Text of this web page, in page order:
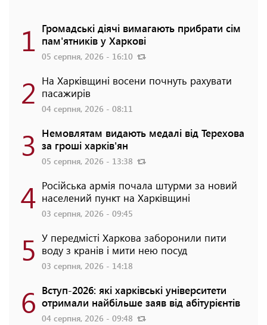
1 Громадські діячі вимагають прибрати сім
пам'ятників у Харкові
05 серпня, 2026 - 16:10
2 На Харківщині восени почнуть рахувати
пасажирів
04 серпня, 2026 - 08:11
3 Немовлятам видають медалі від Терехова
за гроші харків'ян
05 серпня, 2026 - 13:38
4 Російська армія почала штурми за новий
населений пункт на Харківщині
03 серпня, 2026 - 09:45
5 У передмісті Харкова заборонили пити
воду з кранів і мити нею посуд
03 серпня, 2026 - 14:18
6 Вступ-2026: які харківські університети
отримали найбільше заяв від абітурієнтів
04 серпня, 2026 - 09:48